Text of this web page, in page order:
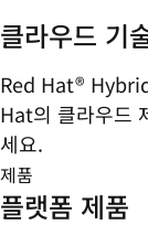
클라우드 기
Red Hat®
Hat의 클라우드
세요.
제품
플랫폼 제품